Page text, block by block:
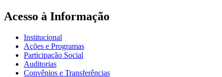
Acesso à Informação
Institucional
Ações e Programas
Participação Social
Auditorias
Convênios e Transferências